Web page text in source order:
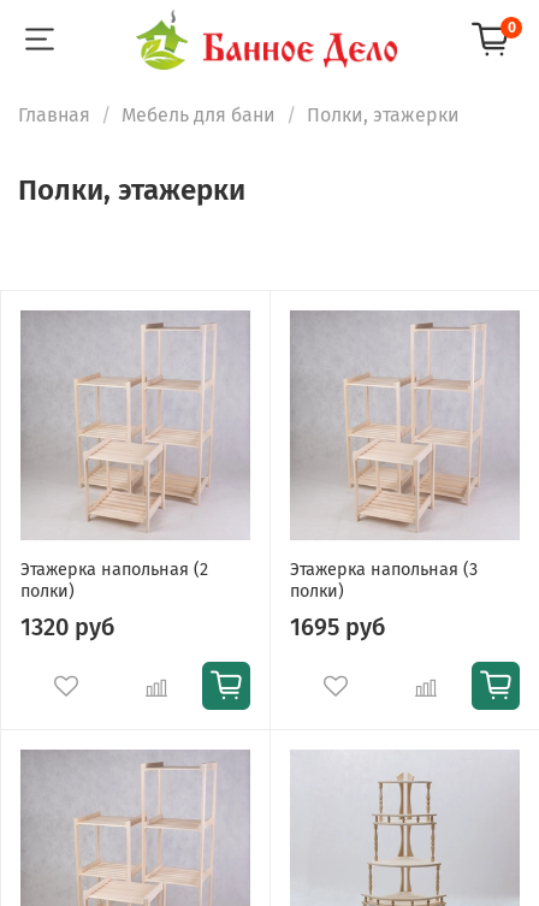
0
Главная Мебель для бани Полки, этажерки
Полки, этажерки
Этажерка напольная (2
полки)
1320 руб
Этажерка напольная (3
полки)
1695 руб